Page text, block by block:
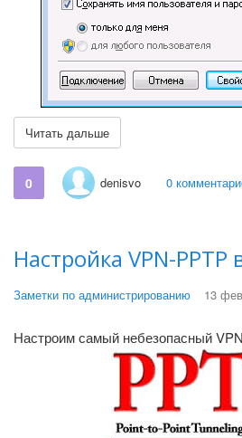
Читать дальше
0 denisvo 0
Настройка VPN-PPTP
Заметки по администрированию 13
Настроим самый небезопасный